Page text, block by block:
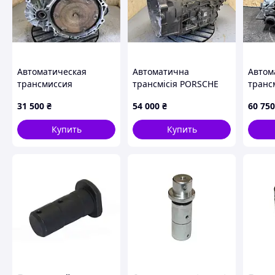
Автоматическая
трансмиссия
CC 08-12 09G 300 034 K
31 500 ₴
Купить
Автоматична
трансмісія PORSCHE
011 21
54 000 ₴
Купить
07010
60 750